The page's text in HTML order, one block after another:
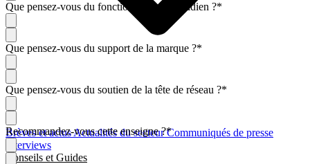
Brèves et actusActualités du secteurCommuniqués de presse
Interviews
Conseils et Guides
Que pensez-vous du fonctionnement quotidien ?*
Que pensez-vous du support de la marque ?*
Que pensez-vous du soutien de la tête de réseau ?*
Recommandez-vous cette enseigne ?*